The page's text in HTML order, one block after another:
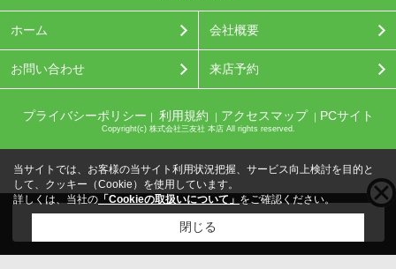
ホーム 会社概要
お問い合わせ 来店予約
プライバシーポリシー ｜ 利用規約 ｜ アクセスマップ ｜ PCサイト
Copyright(c) 株式会社三友社 本店 All rights reserved.
こちらの物件をご覧の方にお勧めな物件
当サイトでは、お客様の当サイト利用状況把握、サービス向上検討を目的と
して、クッキー（Cookie）を使用しています。
詳しくは、当社の 「Cookieの取扱いについて」 をご確認ください。
閉じる